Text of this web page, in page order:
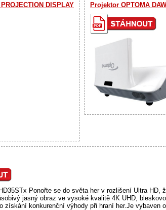
DISPLAY Projektor OPTOMA
Ponořte se do světa her v rozlišení Ultra
jasný obraz ve vysoké kvalitě 4K UHD,
získání konkurenční výhody při hraní her.Je vybaven